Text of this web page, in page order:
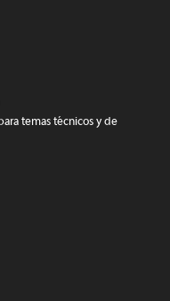
temas técnicos y de